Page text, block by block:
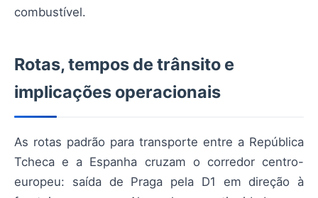
combustível.
Rotas, tempos de trânsito e
implicações operacionais
As rotas padrão para transporte entre a República
Tcheca e a Espanha cruzam o corredor centro-
europeu: saída de Praga pela D1 em direção à